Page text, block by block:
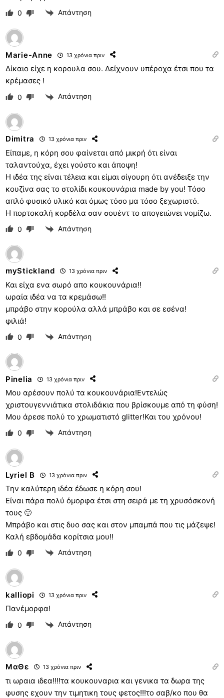
0 Απάντηση
Marie-Anne 13 χρόνια πριν
Δίκαιο είχε η κορουλα σου. Δείχνουν υπέροχα έτσι που τα
κρέμασες !
0 Απάντηση
Dimitra 13 χρόνια πριν
Είπαμε, η κόρη σου φαίνεται από μικρή ότι είναι
ταλαντούχα, έχει γούστο και άποψη!
Η ιδέα της είναι τέλεια και είμαι σίγουρη ότι ανέδειξε την
κουζίνα σας το στολίδι κουκουνάρια made by you! Τόσο
απλό φυσικό υλικό και όμως τόσο μα τόσο ξεχωριστό.
Η πορτοκαλή κορδέλα σαν σουέντ το απογειώνει νομίζω.
0 Απάντηση
myStickland 13 χρόνια πριν
Και είχα ενα σωρό απο κουκουνάρια!!
ωραία ιδέα να τα κρεμάσω!!
μπράβο στην κορούλα αλλά μπράβο και σε εσένα!
φιλιά!
0 Απάντηση
Pinelia 13 χρόνια πριν
Μου αρέσουν πολύ τα κουκουνάρια!Εντελώς
χριστουγεννιάτικα στολιδάκια που βρίσκουμε από τη φύση!
Μου άρεσε πολύ το χρωματιστό glitter!Και του χρόνου!
0 Απάντηση
Lyriel B 13 χρόνια πριν
Την καλύτερη ιδέα έδωσε η κόρη σου!
Είναι πάρα πολύ όμορφα έτσι στη σειρά με τη χρυσόσκονή
τους 🙂
Μπράβο και στις δυο σας και στον μπαμπά που τις μάζεψε!
Καλή εβδομάδα κορίτσια μου!!
0 Απάντηση
kalliopi 13 χρόνια πριν
Πανέμορφα!
0 Απάντηση
ΜαΘε 13 χρόνια πριν
τι ωραια ιδεα!!!!τα κουκουναρια και γενικα τα δωρα της
φυσης εχουν την τιμητικη τους φετος!!!το σαβ/κο που θα